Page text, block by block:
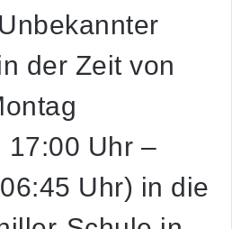
der Zeit von
17:00 Uhr –
Uhr) in die